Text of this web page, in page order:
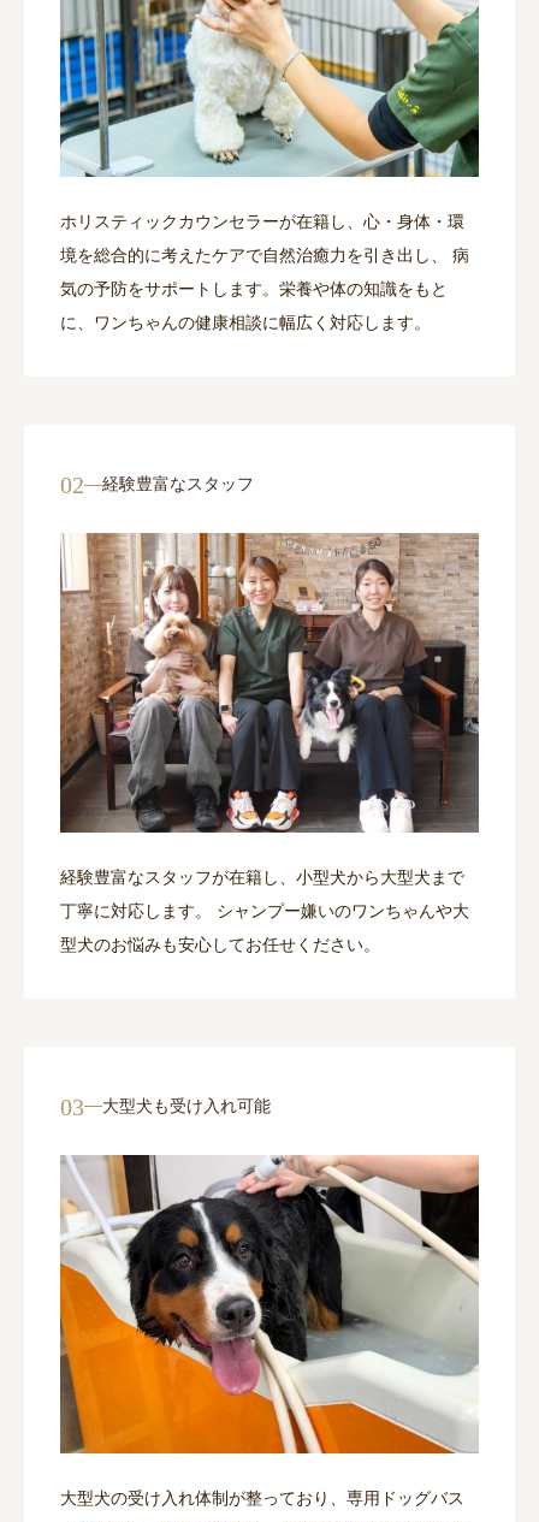
ホリスティックカウンセラーが在籍し、心・身体・環
境を総合的に考えたケアで自然治癒力を引き出し、 病
気の予防をサポートします。栄養や体の知識をもと
に、ワンちゃんの健康相談に幅広く対応します。
02 経験豊富なスタッフ
経験豊富なスタッフが在籍し、小型犬から大型犬まで
丁寧に対応します。 シャンプー嫌いのワンちゃんや大
型犬のお悩みも安心してお任せください。
03 大型犬も受け入れ可能
大型犬の受け入れ体制が整っており、専用ドッグバス